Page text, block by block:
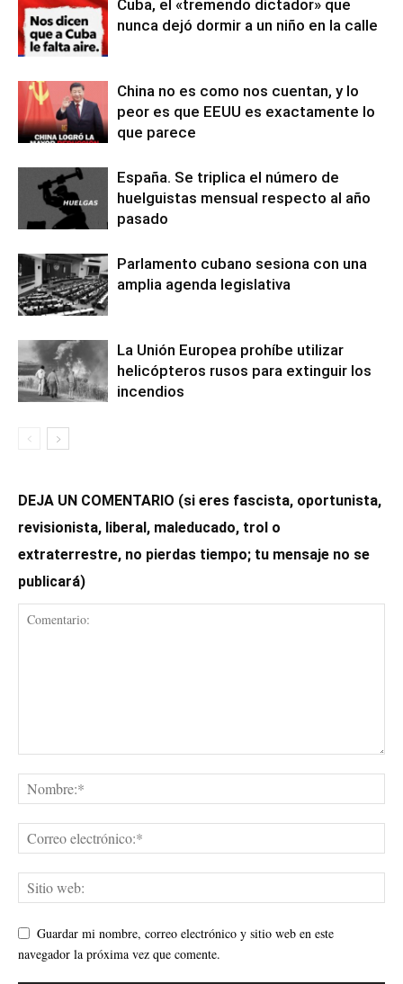
Cuba, el «tremendo dictador» que
nunca dejó dormir a un niño en la calle
China no es como nos cuentan, y lo
peor es que EEUU es exactamente lo
que parece
España. Se triplica el número de
huelguistas mensual respecto al año
pasado
Parlamento cubano sesiona con una
amplia agenda legislativa
La Unión Europea prohíbe utilizar
helicópteros rusos para extinguir los
incendios
DEJA UN COMENTARIO (si eres fascista, oportunista,
revisionista, liberal, maleducado, trol o
extraterrestre, no pierdas tiempo; tu mensaje no se
publicará)
Guardar mi nombre, correo electrónico y sitio web en este
navegador la próxima vez que comente.